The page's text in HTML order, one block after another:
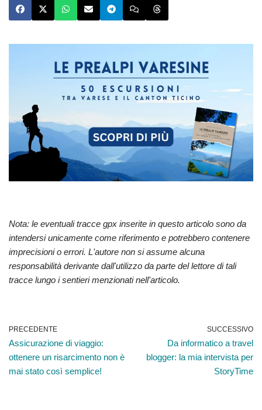
Nota: le eventuali tracce gpx inserite in questo articolo sono da
intendersi unicamente come riferimento e potrebbero contenere
imprecisioni o errori. L'autore non si assume alcuna
responsabilità derivante dall'utilizzo da parte del lettore di tali
tracce lungo i sentieri menzionati nell'articolo.
PRECEDENTE
Assicurazione di viaggio:
ottenere un risarcimento non è
mai stato così semplice!
SUCCESSIVO
Da informatico a travel
blogger: la mia intervista per
StoryTime